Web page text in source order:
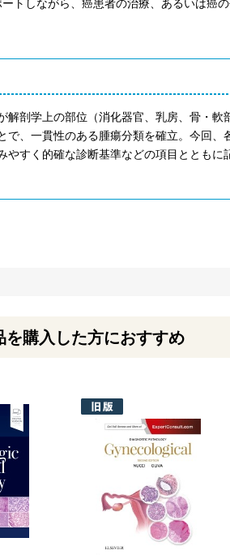
トしながら、癌患者の治療、あるいは癌
剖学上の部位（消化器官、乳房、骨・軟
、一貫性のある腫瘍分類を確立。今回、
すく的確な診断基準などの項目とともに
を購入した方におすすめ